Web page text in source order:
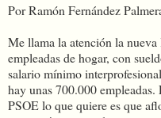
Por Ramón Fernández
Me llama la atención la
empleadas de hogar, con
salario mínimo
hay unas 700.000
PSOE lo que quiere es que